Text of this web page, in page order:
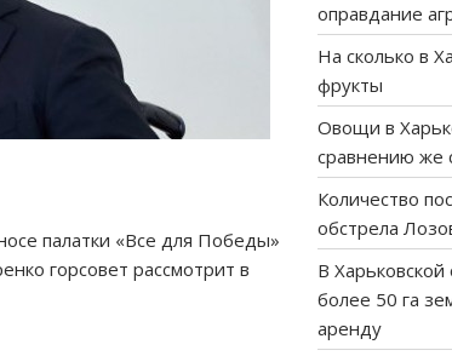
палатки «Все для Победы»
горсовет рассмотрит в
оправдание
На сколько в
фрукты
Овощи в
сравнению же
Количество
обстрела
В
более 50 га
аренду